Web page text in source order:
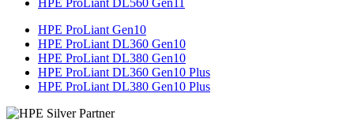
HPE ProLiant Gen10
HPE ProLiant DL360 Gen10
HPE ProLiant DL380 Gen10
HPE ProLiant DL360 Gen10 Plus
HPE ProLiant DL380 Gen10 Plus